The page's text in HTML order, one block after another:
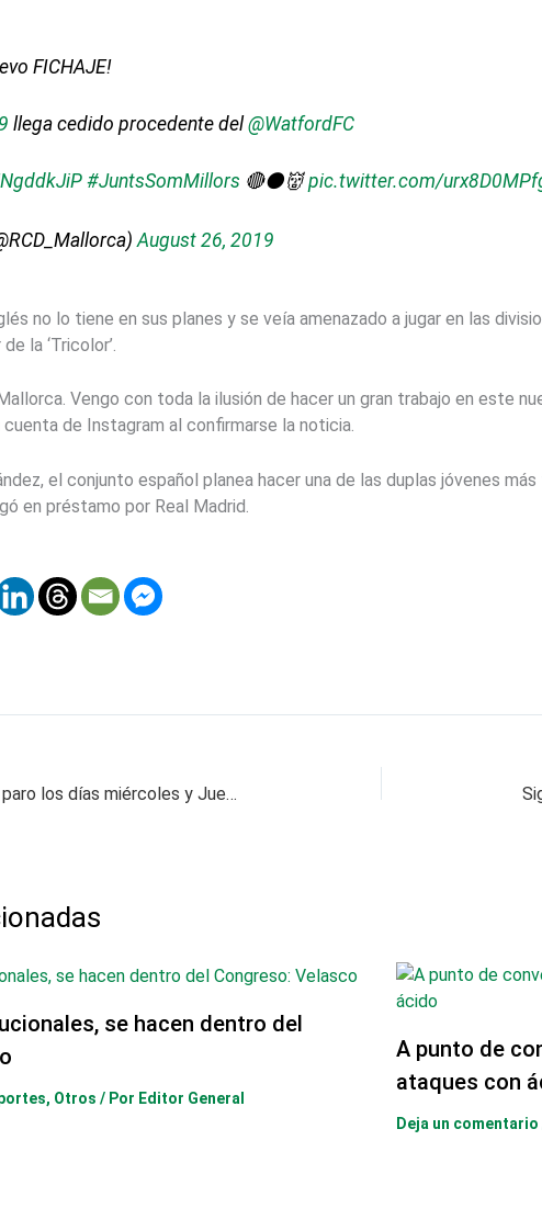
FICHAJE!
llega cedido procedente del@WatfordFC
#JuntsSomMillors 🔴⚫️👹pic.twitter.com/
August 26, 2019
no lo tiene en sus planes y se veía amenazado a jugar en las
la ‘Tricolor’.
Vengo con toda la ilusión de hacer un gran trabajo en este
cuenta de Instagram al confirmarse la noticia.
el conjunto español planea hacer una de las duplas jóvenes
en préstamo por Real Madrid.
Los maestros de Risaralda a paro los días miércoles y Jueves
se hacen dentro del
, Otros / Por Editor General
A punto de
ataques con
Deja un comentario